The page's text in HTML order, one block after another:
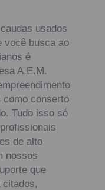
usados
você busca ao
é
A.E.M.
como conserto
Tudo isso só
de alto
nossos
que